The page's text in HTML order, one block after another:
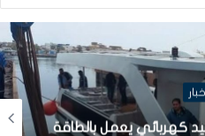
أخبار
كهربائي يعمل بالطاقة